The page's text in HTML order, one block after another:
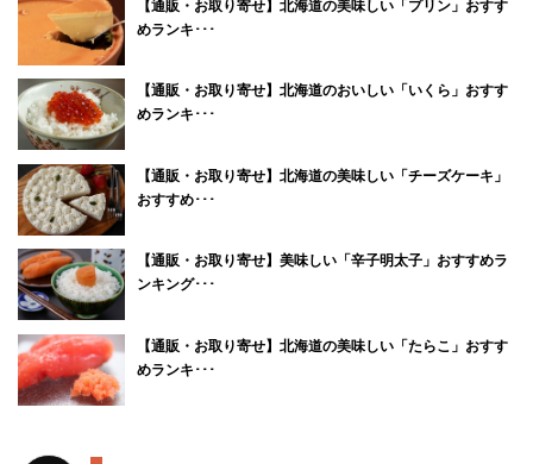
【通販・お取り寄せ】北海道の美味しい「プリン」おすす
めランキ･･･
【通販・お取り寄せ】北海道のおいしい「いくら」おすす
めランキ･･･
【通販・お取り寄せ】北海道の美味しい「チーズケーキ」
おすすめ･･･
【通販・お取り寄せ】美味しい「辛子明太子」おすすめラ
ンキング･･･
【通販・お取り寄せ】北海道の美味しい「たらこ」おすす
めランキ･･･